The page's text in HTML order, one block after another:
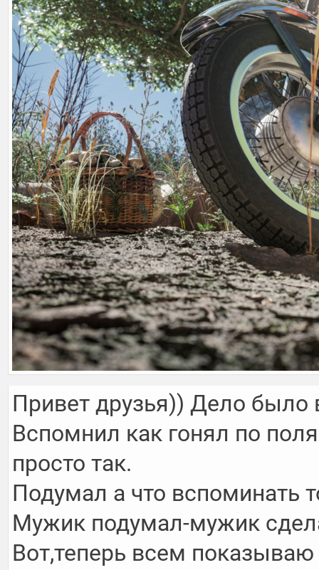
Привет друзья)) Дело было
Вспомнил как гонял по
просто так.
Подумал а что вспоминать
Мужик подумал-мужик
Вот,теперь всем